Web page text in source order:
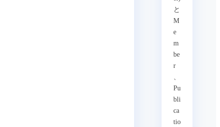
と
M
e
m
be
r
、
Pu
bli
ca
tio